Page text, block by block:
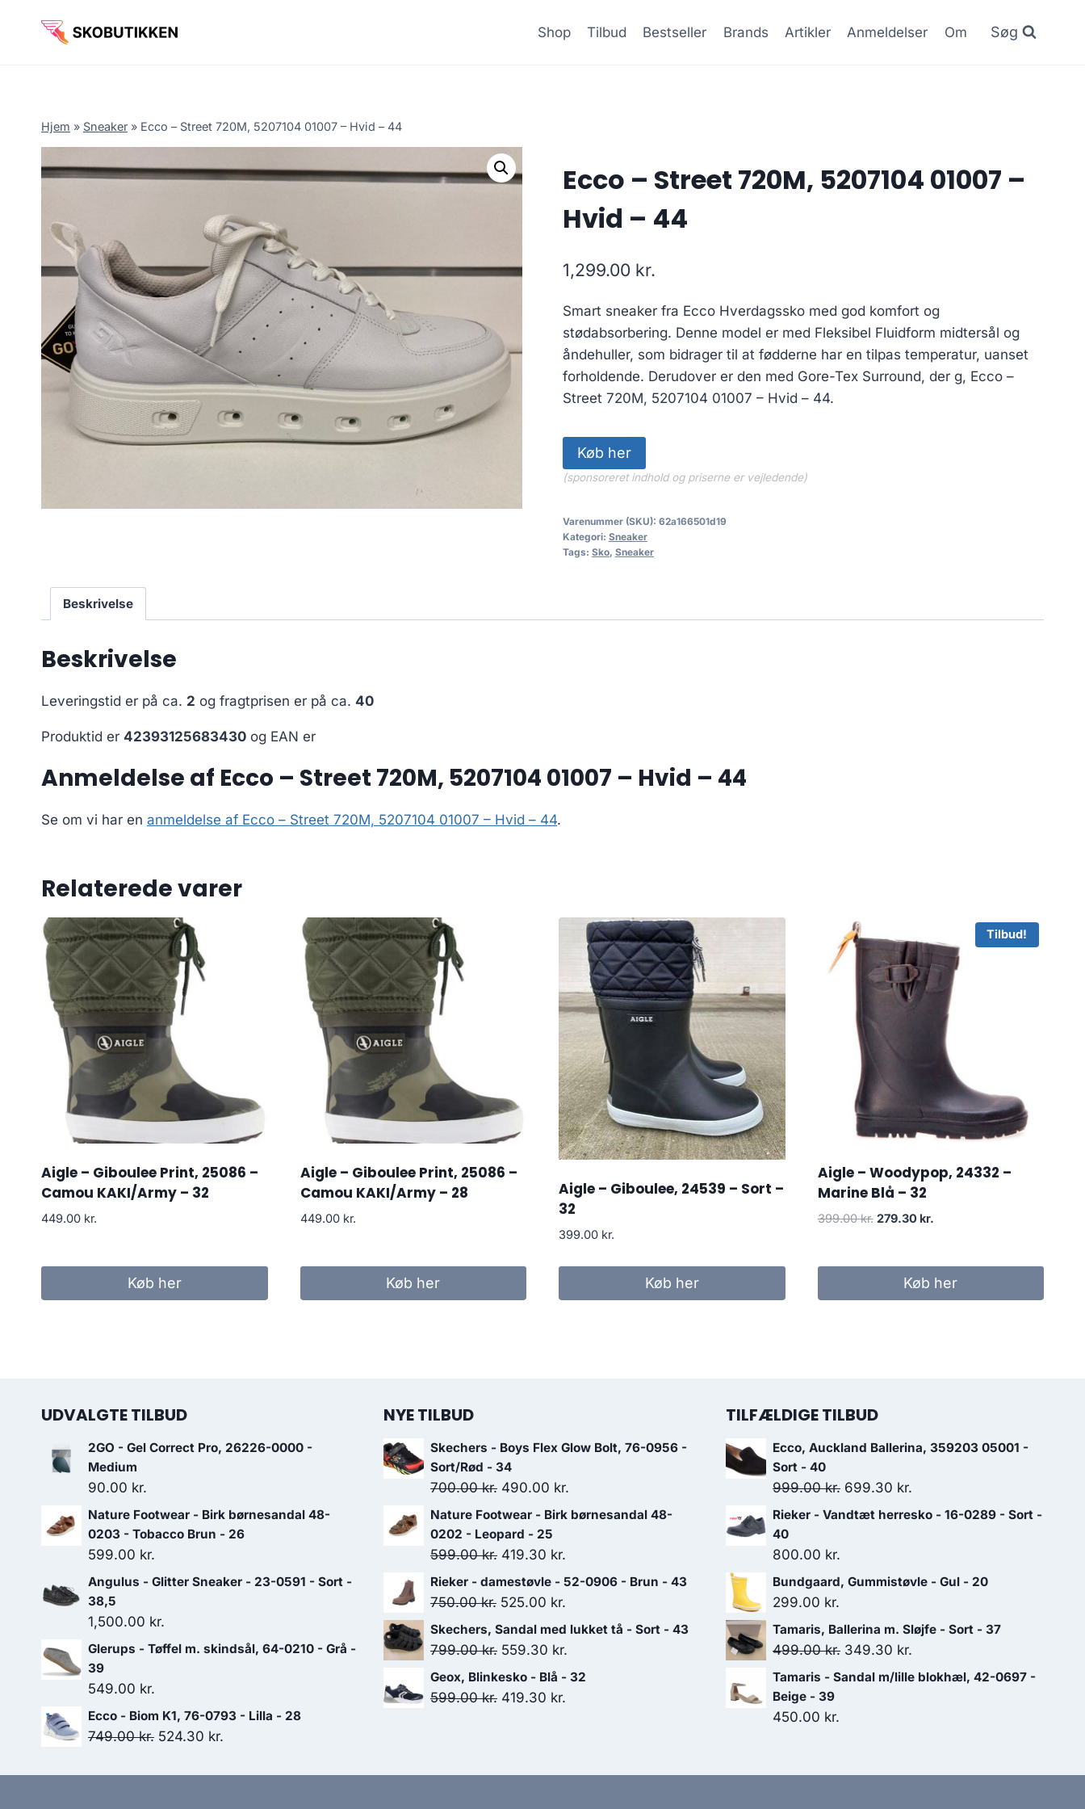
Shop Tilbud Bestseller Brands Artikler Anmeldelser Om Søg
Hjem » Sneaker » Ecco – Street 720M, 5207104 01007 – Hvid – 44
Ecco – Street 720M, 5207104 01007 –
Hvid – 44
1,299.00 kr.
Smart sneaker fra Ecco Hverdagssko med god komfort og
stødabsorbering. Denne model er med Fleksibel Fluidform midtersål og
åndehuller, som bidrager til at fødderne har en tilpas temperatur, uanset
forholdende. Derudover er den med Gore-Tex Surround, der g, Ecco –
Street 720M, 5207104 01007 – Hvid – 44.
Køb her
(sponsoreret indhold og priserne er vejledende)
Varenummer (SKU): 62a166501d19
Kategori: Sneaker
Tags: Sko, Sneaker
Beskrivelse
Beskrivelse
Leveringstid er på ca. 2 og fragtprisen er på ca. 40
Produktid er 42393125683430 og EAN er
Anmeldelse af Ecco – Street 720M, 5207104 01007 – Hvid – 44
Se om vi har en anmeldelse af Ecco – Street 720M, 5207104 01007 – Hvid – 44.
Relaterede varer
Aigle – Giboulee Print, 25086 –
Camou KAKI/Army – 32
449.00 kr.
Køb her
Aigle – Giboulee Print, 25086 –
Camou KAKI/Army – 28
449.00 kr.
Køb her
Aigle – Giboulee, 24539 – Sort –
32
399.00 kr.
Køb her
Tilbud!
Aigle – Woodypop, 24332 –
Marine Blå – 32
399.00kr. Den
399.00 kr..
279.30 kr.Den
279.30 kr..
Køb her
UDVALGTE TILBUD
2GO - Gel Correct Pro, 26226-0000 -
Medium
90.00 kr.
Nature Footwear - Birk børnesandal 48-
0203 - Tobacco Brun - 26
599.00 kr.
Angulus - Glitter Sneaker - 23-0591 - Sort -
38,5
1,500.00 kr.
Glerups - Tøffel m. skindsål, 64-0210 - Grå -
39
549.00 kr.
Ecco - Biom K1, 76-0793 - Lilla - 28
749.00kr. Den
pris
524.30 kr.
pris
NYE TILBUD
Skechers - Boys Flex Glow Bolt, 76-0956 -
Sort/Rød - 34
700.00kr. Den
oprindelige
pris
var:
700.00 kr..
490.00 kr.
aktuelle
490.00 kr..
Nature Footwear - Birk børnesandal 48-
0202 - Leopard - 25
599.00kr. Den
oprindelige
pris
599.00 kr..
419.30 kr.
aktuelle
Rieker - damestøvle - 52-0906 - Brun - 43
750.00kr. Den
oprindelige
pris
750.00 kr..
525.00 kr.
aktuelle
Skechers, Sandal med lukket tå - Sort - 43
799.00kr. Den
oprindelige
pris
559.30 kr.
aktuelle
Geox, Blinkesko - Blå - 32
599.00kr. Den
419.30 kr.
TILFÆLDIGE TILBUD
Ecco, Auckland Ballerina, 359203 05001 -
Sort - 40
999.00kr. Den
oprindelige
999.00 kr..
699.30 kr.
aktuelle
699.30 kr..
Rieker - Vandtæt herresko - 16-0289 - Sort -
40
800.00 kr.
Bundgaard, Gummistøvle - Gul - 20
299.00 kr.
Tamaris, Ballerina m. Sløjfe - Sort - 37
499.00kr. Den
oprindelige
349.30 kr.
aktuelle
Tamaris - Sandal m/lille blokhæl, 42-0697 -
Beige - 39
450.00 kr.